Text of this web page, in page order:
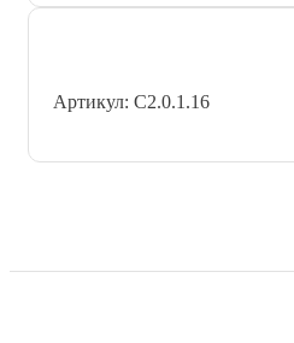
Артикул: С2.0.1.16